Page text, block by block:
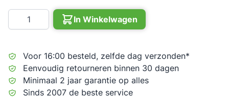
Aantal
In Winkelwagen
Voor 16:00 besteld, zelfde dag verzonden*
Eenvoudig retourneren binnen 30 dagen
Minimaal 2 jaar garantie op alles
Sinds 2007 de beste service